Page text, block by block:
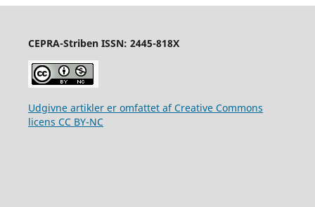
CEPRA-Striben ISSN: 2445-818X
Udgivne artikler er omfattet af Creative Commons
licens CC BY-NC